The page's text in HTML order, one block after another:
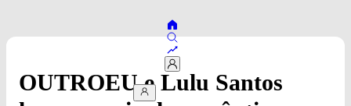
OUTROEU e Lulu Santos